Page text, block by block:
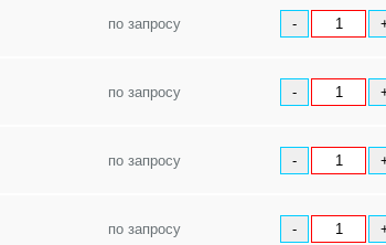
по запросу -
по запросу -
по запросу -
по запросу -